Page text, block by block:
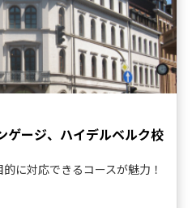
ゲージ、ハイデルベルク校
に対応できるコースが魅力！